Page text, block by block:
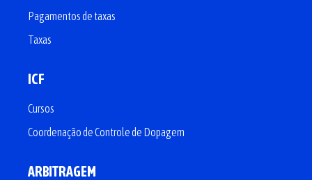
Pagamentos de taxas
Taxas
ICF
Cursos
Coordenação de Controle de Dopagem
ARBITRAGEM